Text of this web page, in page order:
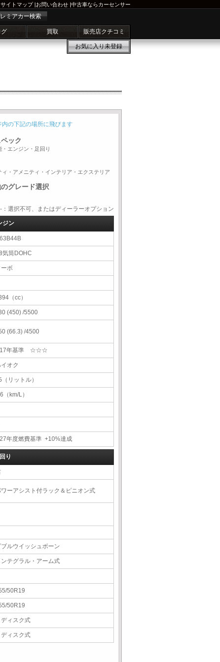
サイトマップ|お問い合わせ |中古車ならカーセンサー
ミアカー検索
買取 販売店クチコミ
お気に入り未登録
内の下記の場所に飛びます
ック
・エンジン・足回り
ィ・アメニティ・インテリア・エクステリア
グレード選択
択不可、またはディーラーオプション
ジン
気筒DOHC
ーボ
（cc）
(450) /5500
(66.3) /4500
年基準 ☆☆☆
オク
（リットル）
（km/L）
年度燃費基準 +10%達成
り
ーアシスト付ラック＆ピニオン式
ブルウイッシュボーン
ンテグラル・アーム式
50R19
50R19
ディスク式
ディスク式